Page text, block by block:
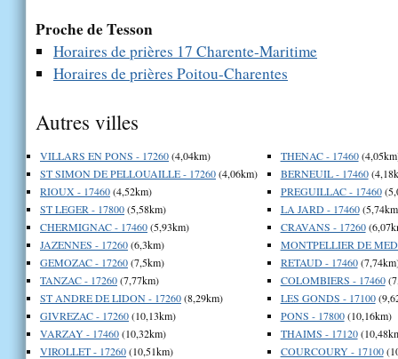
Proche de Tesson
Horaires de prières 17 Charente-Maritime
Horaires de prières Poitou-Charentes
Autres villes
VILLARS EN PONS - 17260(4,04km)
ST SIMON DE PELLOUAILLE - 17260(4,06km)
RIOUX - 17460(4,52km)
ST LEGER - 17800(5,58km)
CHERMIGNAC - 17460(5,93km)
JAZENNES - 17260(6,3km)
GEMOZAC - 17260(7,5km)
TANZAC - 17260(7,77km)
ST ANDRE DE LIDON - 17260(8,29km)
GIVREZAC - 17260(10,13km)
VARZAY - 17460(10,32km)
VIROLLET - 17260(10,51km)
THENAC - 17460
BERNEUIL - 17460
PREGUILLAC - 17460
LA JARD - 17460
CRAVANS - 17260
MONTPELLIER DE
RETAUD - 17460
COLOMBIERS - 17460
LES GONDS - 17100
PONS - 17800(10,16km)
THAIMS - 17120
COURCOURY - 17100